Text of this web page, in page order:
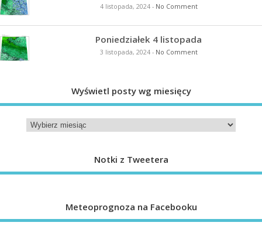
4 listopada, 2024- No Comment
Poniedziałek 4 listopada
3 listopada, 2024- No Comment
Wyświetl posty wg miesięcy
Notki z Tweetera
Meteoprognoza na Facebooku